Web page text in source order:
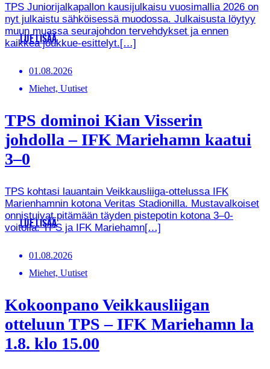
TPS Juniorijalkapallon kausijulkaisu vuosimallia 2026 on
nyt julkaistu sähköisessä muodossa. Julkaisusta löytyy
muun muassa seurajohdon tervehdykset ja ennen
kaikkea joukkue-esittelyt.[…]
LUE LISÄÄ
01.08.2026
Miehet, Uutiset
TPS dominoi Kian Visserin
johdolla – IFK Mariehamn kaatui
3–0
TPS kohtasi lauantain Veikkausliiga-ottelussa IFK
Marienhamnin kotona Veritas Stadionilla. Mustavalkoiset
onnistuivat pitämään täyden pistepotin kotona 3–0-
voitolla. TPS ja IFK Mariehamn[…]
LUE LISÄÄ
01.08.2026
Miehet, Uutiset
Kokoonpano Veikkausliigan
otteluun TPS – IFK Mariehamn la
1.8. klo 15.00